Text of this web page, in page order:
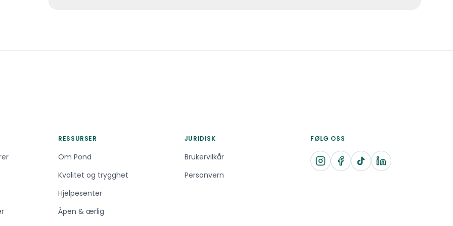
at rasen kan bjeffe, noe som bør adresseres tidlig med tanke på naboer.
RESSURSER
Om Pond
Kvalitet og trygghet
Hjelpesenter
Åpen & ærlig
JURIDISK
Brukervilkår
Personvern
FØLG OSS